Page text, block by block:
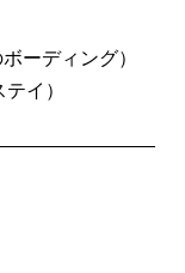
ーディング）
イ）